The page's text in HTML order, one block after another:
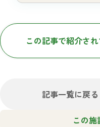
この記事で紹介さ
記事一覧に戻る
この